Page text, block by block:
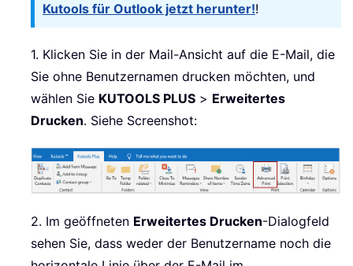
Kutools für Outlook jetzt herunter!!
1. Klicken Sie in der Mail-Ansicht auf die E-Mail, die
Sie ohne Benutzernamen drucken möchten, und
wählen Sie KUTOOLS PLUS > Erweitertes
Drucken. Siehe Screenshot:
2. Im geöffneten Erweitertes Drucken-Dialogfeld
sehen Sie, dass weder der Benutzername noch die